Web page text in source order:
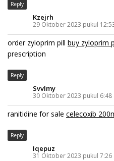
Reply
Kzejrh
29 Oktober 2023 pukul
order zyloprim pill buy zyloprim
prescription
Reply
Svvlmy
30 Oktober 2023 pukul 6:48
ranitidine for sale celecoxib
Reply
Iqepuz
31 Oktober 2023 pukul 7:26